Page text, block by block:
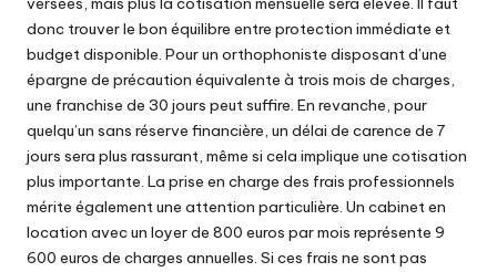
donc trouver le bon équilibre entre protection immédiate et
budget disponible. Pour un orthophoniste disposant d’une
épargne de précaution équivalente à trois mois de charges,
une franchise de 30 jours peut suffire. En revanche, pour
quelqu’un sans réserve financière, un délai de carence de 7
jours sera plus rassurant, même si cela implique une cotisation
plus importante. La prise en charge des frais professionnels
mérite également une attention particulière. Un cabinet en
location avec un loyer de 800 euros par mois représente 9
600 euros de charges annuelles. Si ces frais ne sont pas